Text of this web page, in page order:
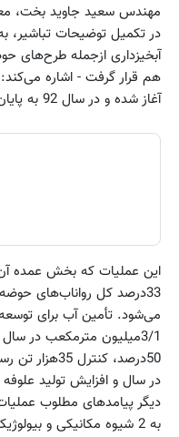
مهندس سعید جاوید بخت،
در تکمیل توضیحات تباشیر،
آبخیزداری ازجمله طرح‌های
آغاز شده و در سال 92 به پایان می‌رسد.
این عملیات که بخش عمده
می‌شود. تأمین آب برای
3/1میلیون مترمکعب در
دیگر پیامدهای مطلوب
به 2 شیوه مکانیکی و بیولوژیکی به‌اجرا در آمده است.